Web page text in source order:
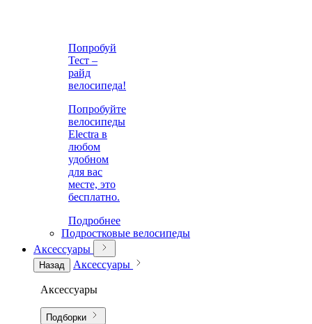
Попробуй
Тест –
райд
велосипеда!
Попробуйте
велосипеды
Electra в
любом
удобном
для вас
месте, это
бесплатно.
Подробнее
Подростковые велосипеды
Аксессуары
Назад Аксессуары
Аксессуары
Подборки